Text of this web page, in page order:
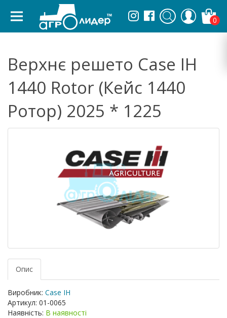
0
Верхнє решето Case IH
1440 Rotor (Кейс 1440
Ротор) 2025 * 1225
Опис
Виробник: Case IH
Артикул: 01-0065
Наявність: В наявності